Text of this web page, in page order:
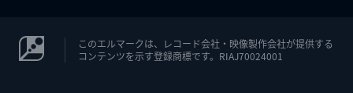
このエルマークは、レコード会社・映像製作会社が提供する
コンテンツを示す登録商標です。RIAJ70024001